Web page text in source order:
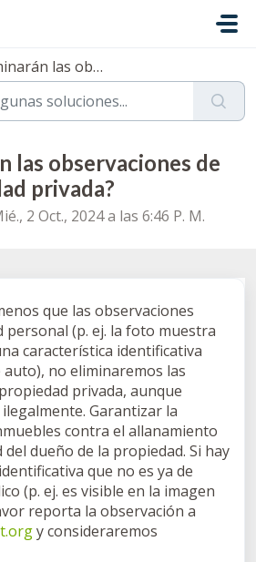
de mi propiedad privada?
las observaciones de
privada?
2 Oct., 2024 a las 6:46 P. M.
que las observaciones
personal (p. ej. la foto muestra
característica identificativa
auto), no eliminaremos las
privada, aunque
Garantizar la
contra el allanamiento
dueño de la propiedad. Si hay
que no es ya de
(p. ej. es visible en la imagen
reporta la observación a
y consideraremos